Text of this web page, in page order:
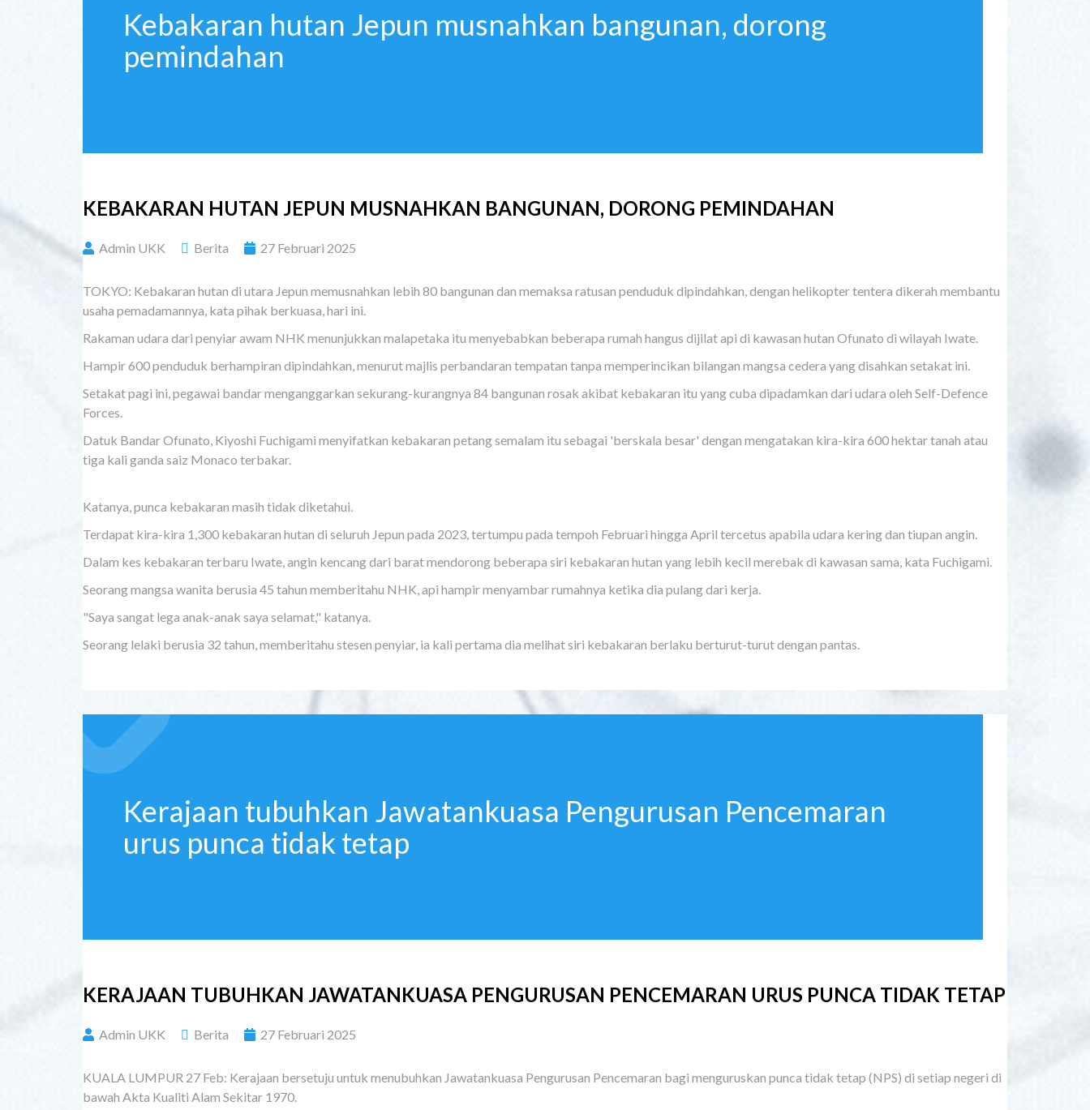
Kebakaran hutan Jepun musnahkan bangunan, dorong
pemindahan
KEBAKARAN HUTAN JEPUN MUSNAHKAN BANGUNAN, DORONG PEMINDAHAN
Admin UKK Berita 27 Februari 2025
TOKYO: Kebakaran hutan di utara Jepun memusnahkan lebih 80 bangunan dan memaksa ratusan penduduk dipindahkan, dengan helikopter tentera dikerah membantu
usaha pemadamannya, kata pihak berkuasa, hari ini.
Rakaman udara dari penyiar awam NHK menunjukkan malapetaka itu menyebabkan beberapa rumah hangus dijilat api di kawasan hutan Ofunato di wilayah Iwate.
Hampir 600 penduduk berhampiran dipindahkan, menurut majlis perbandaran tempatan tanpa memperincikan bilangan mangsa cedera yang disahkan setakat ini.
Setakat pagi ini, pegawai bandar menganggarkan sekurang-kurangnya 84 bangunan rosak akibat kebakaran itu yang cuba dipadamkan dari udara oleh Self-Defence
Forces.
Datuk Bandar Ofunato, Kiyoshi Fuchigami menyifatkan kebakaran petang semalam itu sebagai 'berskala besar' dengan mengatakan kira-kira 600 hektar tanah atau
tiga kali ganda saiz Monaco terbakar.
Katanya, punca kebakaran masih tidak diketahui.
Terdapat kira-kira 1,300 kebakaran hutan di seluruh Jepun pada 2023, tertumpu pada tempoh Februari hingga April tercetus apabila udara kering dan tiupan angin.
Dalam kes kebakaran terbaru Iwate, angin kencang dari barat mendorong beberapa siri kebakaran hutan yang lebih kecil merebak di kawasan sama, kata Fuchigami.
Seorang mangsa wanita berusia 45 tahun memberitahu NHK, api hampir menyambar rumahnya ketika dia pulang dari kerja.
"Saya sangat lega anak-anak saya selamat," katanya.
Seorang lelaki berusia 32 tahun, memberitahu stesen penyiar, ia kali pertama dia melihat siri kebakaran berlaku berturut-turut dengan pantas.
Kerajaan tubuhkan Jawatankuasa Pengurusan Pencemaran
urus punca tidak tetap
KERAJAAN TUBUHKAN JAWATANKUASA PENGURUSAN PENCEMARAN URUS PUNCA TIDAK TETAP
Admin UKK Berita 27 Februari 2025
KUALA LUMPUR 27 Feb: Kerajaan bersetuju untuk menubuhkan Jawatankuasa Pengurusan Pencemaran bagi menguruskan punca tidak tetap (NPS) di setiap negeri di
bawah Akta Kualiti Alam Sekitar 1970.